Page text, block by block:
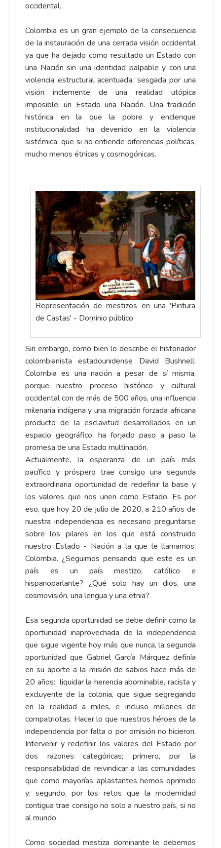
occidental.
Colombia es un gran ejemplo de la consecuencia
de la instauración de una cerrada visión occidental
ya que ha dejado como resultado un Estado con
una Nación sin una identidad palpable y con una
violencia estructural acentuada, sesgada por una
visión inclemente de una realidad utópica
imposible: un Estado una Nación. Una tradición
histórica en la que la pobre y enclenque
institucionalidad ha devenido en la violencia
sistémica, que si no entiende diferencias políticas,
mucho menos étnicas y cosmogónicas.
Representación de mestizos en una 'Pintura
de Castas' - Dominio público
Sin embargo, como bien lo describe el historiador
colombianista estadounidense David Bushnell:
Colombia es una nación a pesar de sí misma,
porque nuestro proceso histórico y cultural
occidental con de más de 500 años, una influencia
milenaria indígena y una migración forzada africana
producto de la esclavitud desarrollados en un
espacio geográfico, ha forjado paso a paso la
promesa de una Estado multinación.
Actualmente, la esperanza de un país más
pacífico y próspero trae consigo una segunda
extraordinaria oportunidad de redefinir la base y
los valores que nos unen como Estado. Es por
eso, que hoy 20 de julio de 2020, a 210 años de
nuestra independencia es necesario preguntarse
sobre los pilares en los que está construido
nuestro Estado - Nación a la que le llamamos:
Colombia. ¿Seguimos pensando que este es un
país es un país mestizo, católico e
hispanoparlante? ¿Qué solo hay un dios, una
cosmovisión, una lengua y una etnia?
Esa segunda oportunidad se debe definir como la
oportunidad inaprovechada de la independencia
que sigue vigente hoy más que nunca, la segunda
oportunidad que Gabriel García Márquez definía
en su aporte a la misión de sabios hace más de
20 años: liquidar la herencia abominable, racista y
excluyente de la colonia, que sigue segregando
en la realidad a miles, e incluso millones de
compatriotas. Hacer lo que nuestros héroes de la
independencia por falta o por omisión no hicieron.
Intervenir y redefinir los valores del Estado por
dos razones categóricas; primero, por la
responsabilidad de reivindicar a las comunidades
que como mayorías aplastantes hemos oprimido
y; segundo, por los retos que la modernidad
contigua trae consigo no solo a nuestro país, si no
al mundo.
Como sociedad mestiza dominante le debemos